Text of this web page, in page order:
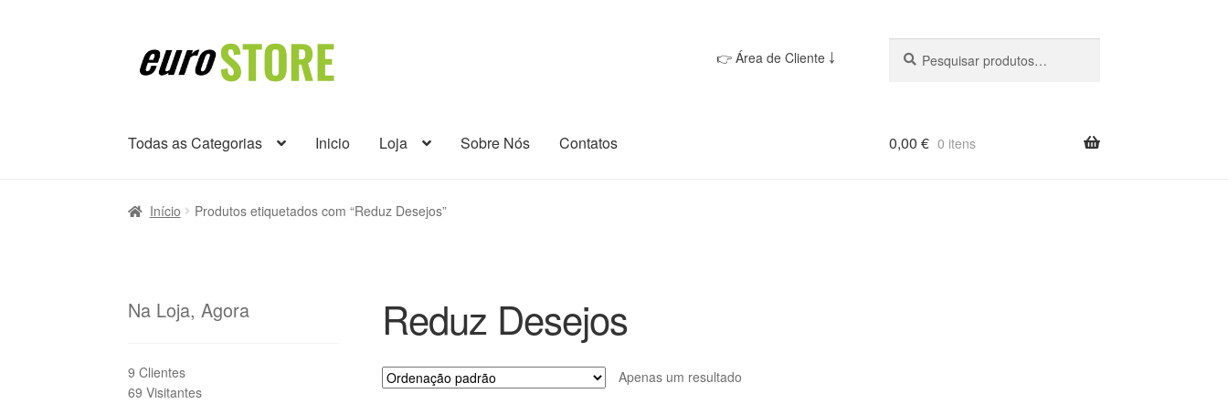
para
Saltar
para
👉 Área de Cliente ￬
Todas as Categorias Inicio Loja Sobre Nós Contatos 0,00 € 0 itens
Início Produtos etiquetados com “Reduz Desejos”
Reduz Desejos
Apenas um resultado
Na Loja, Agora
9 Clientes
69 Visitantes